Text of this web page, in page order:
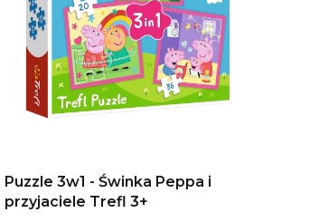
Puzzle 3w1 - Świnka Peppa i
przyjaciele Trefl 3+